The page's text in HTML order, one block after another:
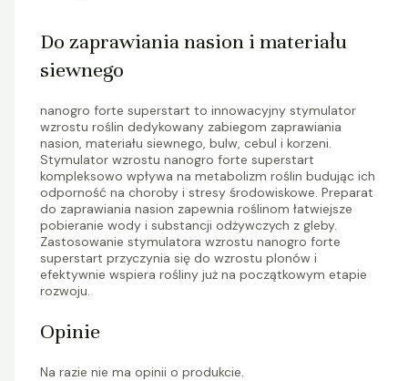
Do zaprawiania nasion i materiału
siewnego
nanogro forte superstart to innowacyjny stymulator
wzrostu roślin dedykowany zabiegom zaprawiania
nasion, materiału siewnego, bulw, cebul i korzeni.
Stymulator wzrostu nanogro forte superstart
kompleksowo wpływa na metabolizm roślin budując ich
odporność na choroby i stresy środowiskowe. Preparat
do zaprawiania nasion zapewnia roślinom łatwiejsze
pobieranie wody i substancji odżywczych z gleby.
Zastosowanie stymulatora wzrostu nanogro forte
superstart przyczynia się do wzrostu plonów i
efektywnie wspiera rośliny już na początkowym etapie
rozwoju.
Opinie
Na razie nie ma opinii o produkcie.